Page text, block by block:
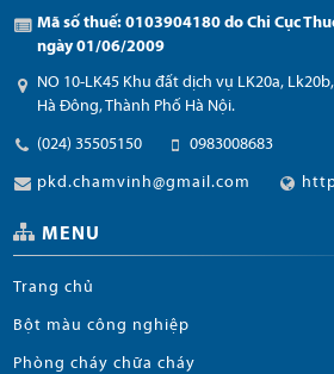
Mã số thuế: 0103904180 do Chi Cục
ngày 01/06/2009
NO 10-LK45 Khu đất dịch vụ LK20a,
Hà Đông, Thành Phố Hà Nội.
(024) 35505150 0983008683
pkd.chamvinh@gmail.com
MENU
Trang chủ
Bột màu công nghiệp
Phòng cháy chữa cháy